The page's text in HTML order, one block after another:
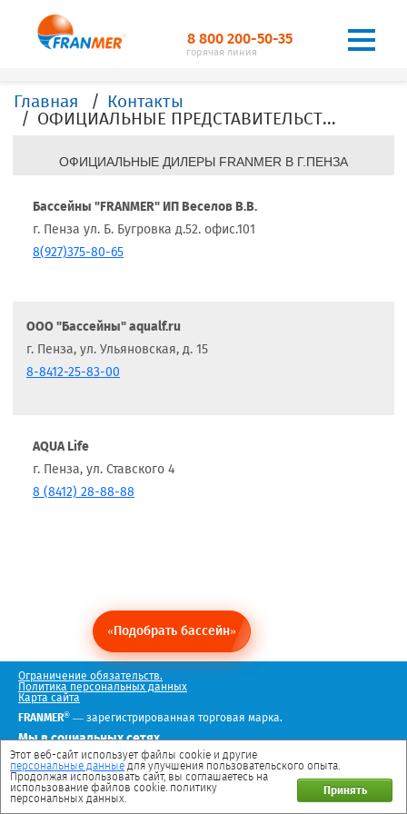
8 800 200-50-35
горячая линия
Главная
Контакты
ОФИЦИАЛЬНЫЕ ПРЕДСТАВИТЕЛЬСТВА, ДИЛЕРЫ, ОФИСЫ, FRANMER в г.Пенза
ОФИЦИАЛЬНЫЕ ДИЛЕРЫ FRANMER В Г.ПЕНЗА
Бассейны "FRANMER" ИП Веселов В.В.
г. Пенза ул. Б. Бугровка д.52. офис.101
8(927)375-80-65
ООО "Бассейны" aqualf.ru
г. Пенза, ул. Ульяновская, д. 15
8-8412-25-83-00
AQUA Life
г. Пенза, ул. Ставского 4
8 (8412) 28-88-88
«Подобрать бассейн»
Ограничение обязательств.
Политика персональных данных
Карта сайта
FRANMER® — зарегистрированная торговая марка.
Мы в социальных сетях
Этот веб-сайт использует файлы cookie и другие
персональные данные для улучшения пользовательского опыта.
Принять
Продолжая использовать сайт, вы соглашаетесь на
использование файлов cookie. политику
персональных данных.